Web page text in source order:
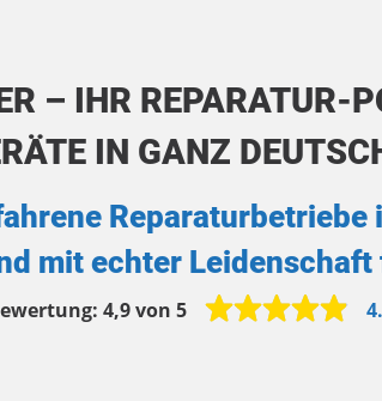
– IHR REPARATUR-
IN GANZ
Reparaturbetriebe
mit echter Leidenschaft
4,9 von 5